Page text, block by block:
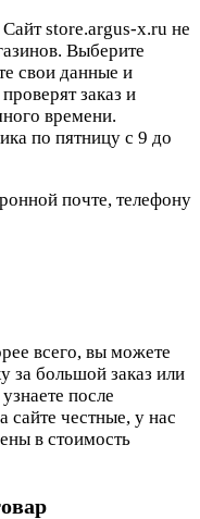
store.argus-x.ru не
Выберите
свои данные и
заказ и
времени.
по пятницу с 9 до
почте, телефону
всего, вы можете
за большой заказ или
после
сайте честные, у нас
в стоимость